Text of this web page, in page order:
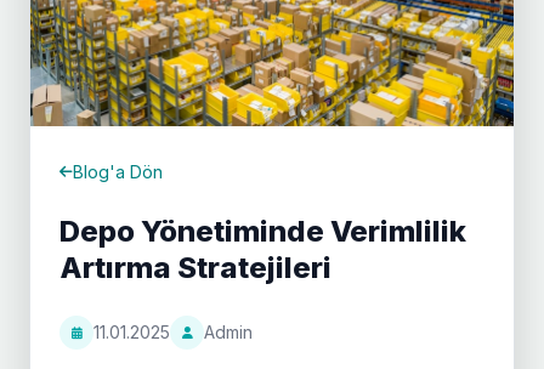
Blog'a Dön
Depo Yönetiminde Verimlilik
Artırma Stratejileri
11.01.2025 Admin